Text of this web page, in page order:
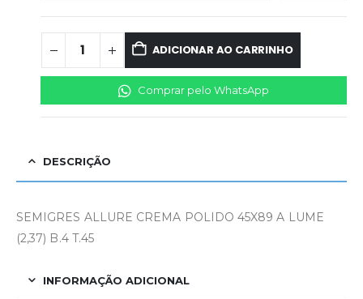
ADICIONAR AO CARRINHO
Comprar pelo WhatsApp
DESCRIÇÃO
SEMIGRES ALLURE CREMA POLIDO 45X89 A LUME
(2,37) B.4 T.45
INFORMAÇÃO ADICIONAL